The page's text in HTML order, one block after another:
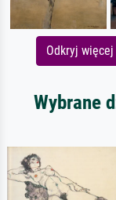
Odkryj
Wybrane